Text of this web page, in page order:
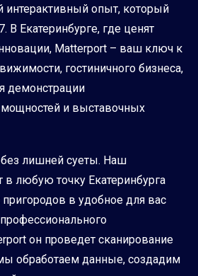
интерактивный опыт, который
В Екатеринбурге, где ценят
Matterport – ваш ключ к
гостиничного бизнеса,
демонстрации
и выставочных
лишней суеты. Наш
в любую точку Екатеринбурга
в удобное для вас
он проведет сканирование
обработаем данные, создадим